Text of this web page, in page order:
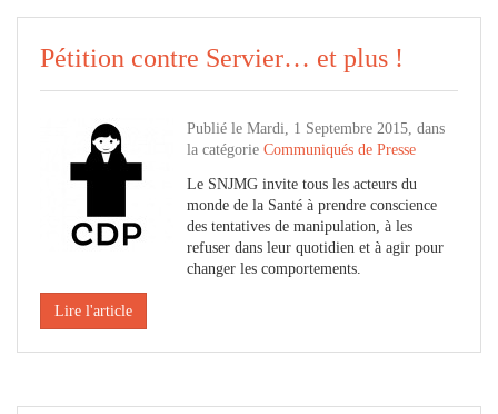
Pétition contre Servier… et plus !
Publié le Mardi, 1 Septembre 2015, dans
la catégorie Communiqués de Presse
Le SNJMG invite tous les acteurs du
monde de la Santé à prendre conscience
des tentatives de manipulation, à les
refuser dans leur quotidien et à agir pour
changer les comportements.
Lire l'article